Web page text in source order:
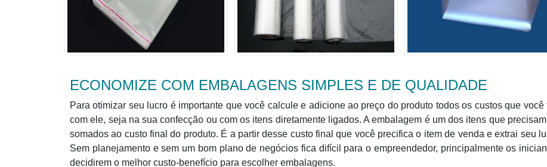
ECONOMIZE COM EMBALAGENS SIMPLES E DE QUALIDADE
Para otimizar seu lucro é importante que você calcule e adicione ao preço do produto todos os custos que você
com ele, seja na sua confecção ou com os itens diretamente ligados. A embalagem é um dos itens que
somados ao custo final do produto. É a partir desse custo final que você precifica o item de venda e extrai seu
Sem planejamento e sem um bom plano de negócios fica difícil para o empreendedor, principalmente os
decidirem o melhor custo-benefício para escolher embalagens.